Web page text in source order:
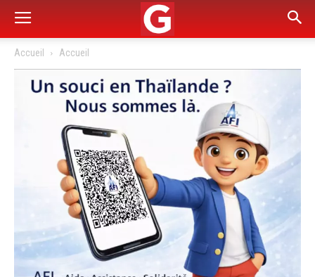
Accueil Accueil